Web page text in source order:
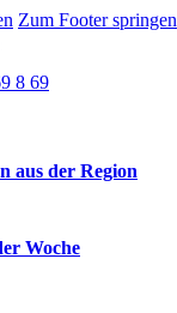
Zum Footer springen
8 69
aus der Region
Woche